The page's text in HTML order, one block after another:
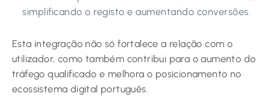
simplificando o registo e aumentando conversões.
Esta integração não só fortalece a relação com o
utilizador, como também contribui para o aumento do
tráfego qualificado e melhora o posicionamento no
ecossistema digital português.